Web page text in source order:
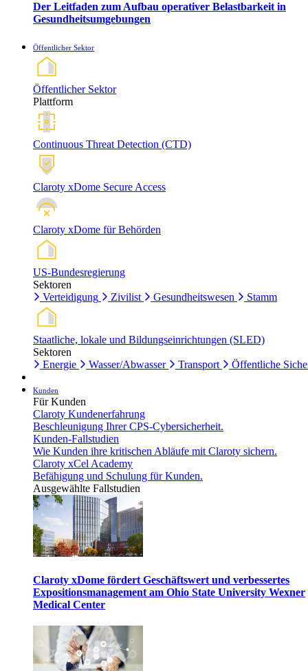
Der Leitfaden zum Aufbau operativer Belastbarkeit in
Gesundheitsumgebungen
Öffentlicher Sektor
Öffentlicher Sektor
Plattform
Continuous Threat Detection (CTD)
Claroty xDome Secure Access
Claroty xDome für Behörden
US-Bundesregierung
Sektoren
Verteidigung
Zivilist Gesundheitswesen Stamm
Staatliche, lokale und Bildungseinrichtungen (SLED)
Sektoren
Energie
Wasser/Abwasser Transport Öffentliche
Kunden
Für Kunden
Claroty Kundenerfahrung
Beschleunigung Ihrer CPS-Cybersicherheit.
Kunden-Fallstudien
Wie Kunden ihre kritischen Abläufe mit Claroty sichern.
Claroty xCel Academy
Befähigung und Schulung für Kunden.
Ausgewählte Fallstudien
Claroty xDome fördert Geschäftswert und verbessertes
Expositionsmanagement am Ohio State University Wexner
Medical Center